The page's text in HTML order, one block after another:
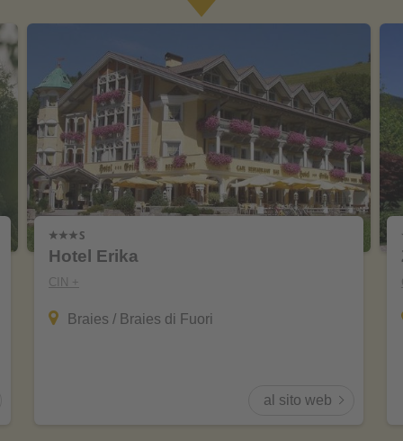
Hotel Erika
CIN +
Braies / Braies di Fuori
al sito web